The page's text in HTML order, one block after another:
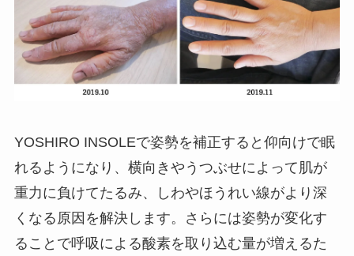
YOSHIRO INSOLEで姿勢を補正すると仰向けで眠
れるようになり、横向きやうつぶせによって肌が
重力に負けてたるみ、しわやほうれい線がより深
くなる原因を解決します。さらには姿勢が変化す
ることで呼吸による酸素を取り込む量が増えるた